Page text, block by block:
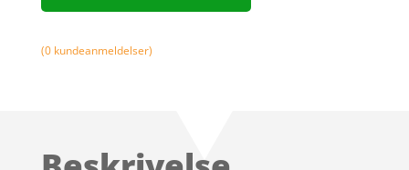
(0kundeanmeldelser)